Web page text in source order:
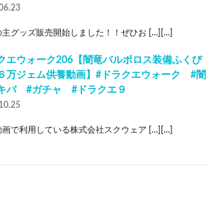
主グッズ販売開始しました！！ぜひお […][…]
エウォーク206【闇竜バルボロス装備ふくび
万ジェム供養動画】#ドラクエウォーク #闇
バ #ガチャ #ドラクエ９
画で利用している株式会社スクウェア […][…]